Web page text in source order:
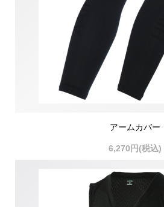
アームカバー
6,270円(税込)